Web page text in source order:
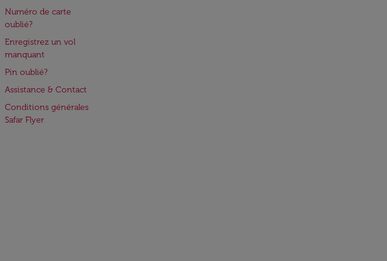
Numéro de carte
oublié?
Enregistrez un vol
manquant
Pin oublié?
Assistance & Contact
Conditions générales
Safar Flyer